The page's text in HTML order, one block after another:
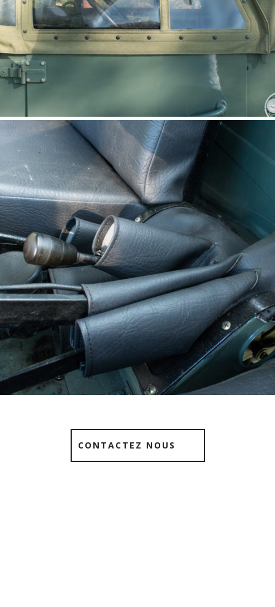
Fenêtre avec enroulement
UNIMOG 411, 401
(Steckfenster zum Hochrollen)
CONTACTEZ NOUS